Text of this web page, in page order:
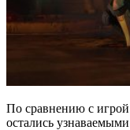
По сравнению с игрой
остались узнаваемыми